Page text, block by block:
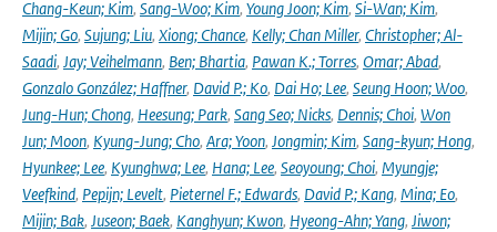
Chang-Keun; Kim, Sang-Woo; Kim, Young Joon; Kim, Si-Wan; Kim,
Mijin; Go, Sujung; Liu, Xiong; Chance, Kelly; Chan Miller, Christopher; Al-
Saadi, Jay; Veihelmann, Ben; Bhartia, Pawan K.; Torres, Omar; Abad,
Gonzalo González; Haffner, David P.; Ko, Dai Ho; Lee, Seung Hoon; Woo,
Jung-Hun; Chong, Heesung; Park, Sang Seo; Nicks, Dennis; Choi, Won
Jun; Moon, Kyung-Jung; Cho, Ara; Yoon, Jongmin; Kim, Sang-kyun; Hong,
Hyunkee; Lee, Kyunghwa; Lee, Hana; Lee, Seoyoung; Choi, Myungje;
Veefkind, Pepijn; Levelt, Pieternel F.; Edwards, David P.; Kang, Mina; Eo,
Mijin; Bak, Juseon; Baek, Kanghyun; Kwon, Hyeong-Ahn; Yang, Jiwon;